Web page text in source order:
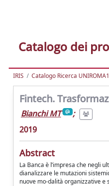
Catalogo dei
IRIS Catalogo Ricerca UNIROMA1
Fintech.
Bianchi MT
;
2019
Abstract
La Banca è l’impresa che negli
dianalizzare le mutazioni
nuove mo-dalità organizzative